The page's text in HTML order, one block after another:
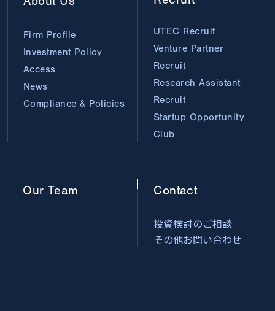
Our Team
Firm Profile
Investment Policy
Access
News
Compliance & Policies
UTEC Recruit
Venture Partner
Recruit
Research Assistant
Recruit
Startup Opportunity
Club
Contact
投資検討のご相談
その他お問い合わせ